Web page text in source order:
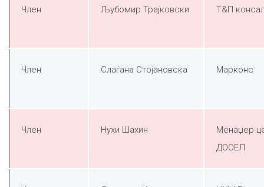
Член Љубомир Трајковски Т&П
Член Слаѓана Стојановска Марконс
Член Нухи Шахин
Менаџер
ДООЕЛ